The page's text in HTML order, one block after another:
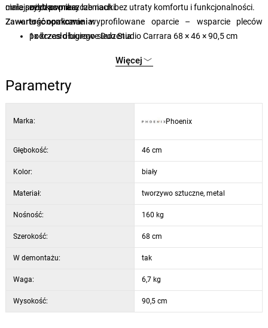
ciała podczas pracy lub nauki.
mniejszych pomieszczeniach bez utraty komfortu i funkcjonalności.
użytkownika
ergonomicznie wyprofilowane oparcie – wsparcie pleców
podczas długiego siedzenia
łatwa konserwacja – plastikowa powierzchnia jest łatwa do
czyszczenia
pomieszczeń
Zawartość opakowania:
1x krzesło biurowe Duo Studio Carrara 68 × 46 × 90,5 cm
Więcej
Parametry
Marka: Phoenix
Głębokość: 46 cm
Kolor: biały
Materiał: tworzywo sztuczne, metal
Nośność: 160 kg
Szerokość: 68 cm
W demontażu: tak
Waga: 6,7 kg
Wysokość: 90,5 cm